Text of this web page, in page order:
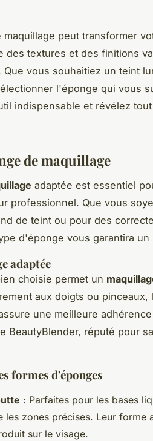
peut transformer
des textures et des finitions
vous souhaitiez un teint
l'éponge qui vous
indispensable et révélez
de maquillage
adaptée est essentiel
professionnel. Que vous
de teint ou pour des
d'éponge vous garantira un
adaptée
choisie permet un
aux doigts ou
une meilleure
BeautyBlender, réputé pour
formes d'éponges
: Parfaites pour les bases
les zones précises. Leur forme
sur le visage.